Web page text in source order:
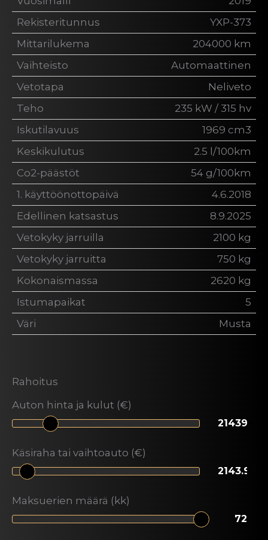
Rekisteritunnus
YXP-373
Mittarilukema
204000 km
Vaihteisto
Automaattinen
Vetotapa
Neliveto
Teho
235 kW / 315 hv
Iskutilavuus
1969 cm3
Keskikulutus
2.5 l/100km
Co2-päästöt
54 g/100km
1. käyttöönottopäivä
4.6.2018
Edellinen katsastus
8.9.2025
Vetokyky jarruilla
2100 kg
Vetokyky jarruitta
750 kg
Kokonaismassa
2620 kg
Istumapaikat
5
Väri
Musta
Rahoitus
Auton hinta ja kulut (€)
Käsiraha tai vaihtoauto (€)
Maksuerien määrä (kk)